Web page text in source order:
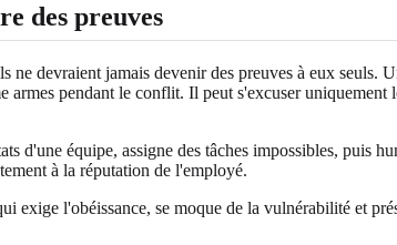
des preuves
devraient jamais devenir des preuves à eux seuls.
pendant le conflit. Il peut s'excuser
d'une équipe, assigne des tâches impossibles, puis
à la réputation de l'employé.
exige l'obéissance, se moque de la vulnérabilité et